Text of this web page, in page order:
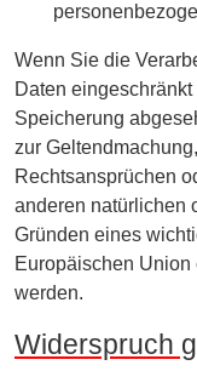
Wenn Sie die
Daten
Speicherung
zur
Rechtsansprüchen
anderen natürlichen
Gründen eines
Europäischen
werden.
Widerspruch